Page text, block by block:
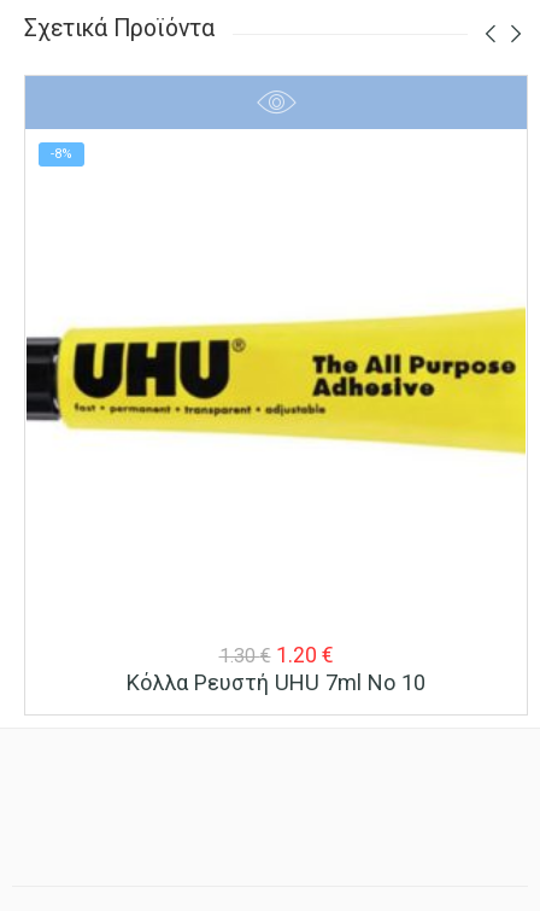
Σχετικά Προϊόντα
-8%
1.30€ Original
price
1.20 €Η
τρέχουσα
Κόλλα Ρευστή UHU 7ml No 10